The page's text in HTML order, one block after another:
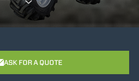
ASK FOR A QUOTE